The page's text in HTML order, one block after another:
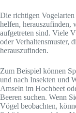
Die richtigen
helfen, herauszufinden,
aufgetreten sind. Viele
oder Verhaltensmuster,
herauszufinden.
Zum Beispiel können
und nach Insekten und
Amseln im Hochbeet
Beeren suchen. Wenn
Vögel beobachten,